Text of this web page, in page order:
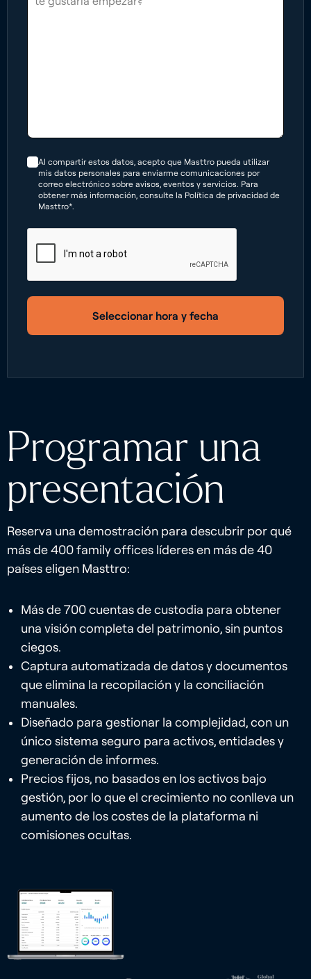
Al compartir estos datos, acepto que Masttro pueda utilizar
mis datos personales para enviarme comunicaciones por
correo electrónico sobre avisos, eventos y servicios. Para
obtener más información, consulte la Política de privacidad de
Masttro*.
Seleccionar hora y fecha
Programar una
presentación
Reserva una demostración para descubrir por qué
más de 400 family offices líderes en más de 40
países eligen Masttro:
Más de 700 cuentas de custodia para obtener
una visión completa del patrimonio, sin puntos
ciegos.
Captura automatizada de datos y documentos
que elimina la recopilación y la conciliación
manuales.
Diseñado para gestionar la complejidad, con un
único sistema seguro para activos, entidades y
generación de informes.
Precios fijos, no basados en los activos bajo
gestión, por lo que el crecimiento no conlleva un
aumento de los costes de la plataforma ni
comisiones ocultas.